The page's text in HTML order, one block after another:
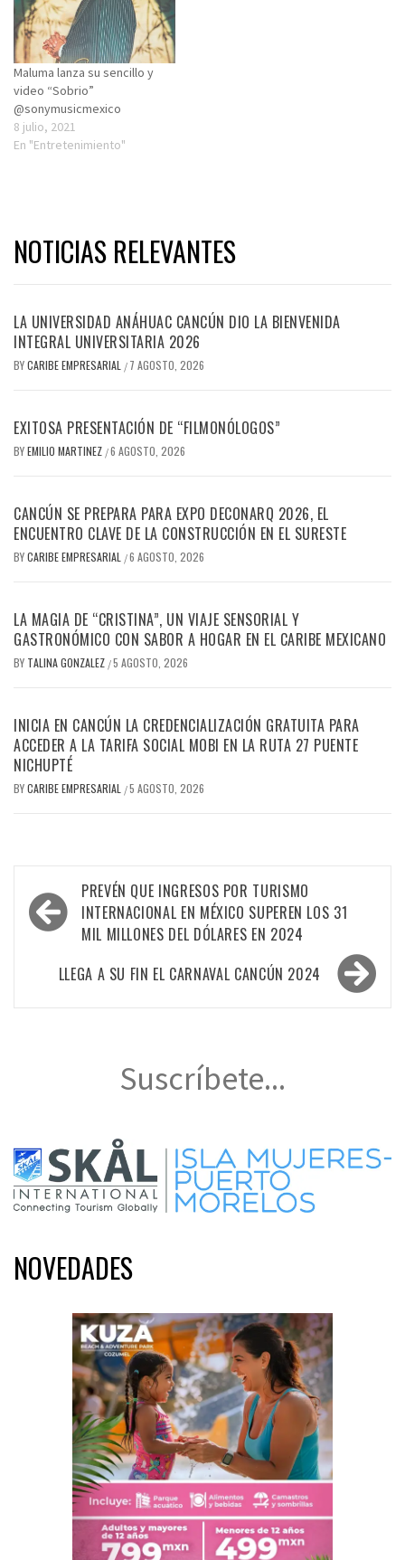
Maluma lanza su sencillo y
video “Sobrio”
@sonymusicmexico
8 julio, 2021
En "Entretenimiento"
NOTICIAS RELEVANTES
LA UNIVERSIDAD ANÁHUAC CANCÚN DIO LA BIENVENIDA
INTEGRAL UNIVERSITARIA 2026
BYCARIBE EMPRESARIAL / 7 AGOSTO, 2026
EXITOSA PRESENTACIÓN DE “FILMONÓLOGOS”
BYEMILIO MARTINEZ /6 AGOSTO, 2026
CANCÚN SE PREPARA PARA EXPO DECONARQ 2026, EL
ENCUENTRO CLAVE DE LA CONSTRUCCIÓN EN EL SURESTE
BYCARIBE EMPRESARIAL /6 AGOSTO, 2026
LA MAGIA DE “CRISTINA”, UN VIAJE SENSORIAL Y
GASTRONÓMICO CON SABOR A HOGAR EN EL CARIBE MEXICANO
BY TALINA GONZALEZ /5 AGOSTO, 2026
INICIA EN CANCÚN LA CREDENCIALIZACIÓN GRATUITA PARA
ACCEDER A LA TARIFA SOCIAL MOBI EN LA RUTA 27 PUENTE
NICHUPTÉ
BYCARIBE EMPRESARIAL /5 AGOSTO, 2026
Navegación
de
entradas
PREVÉN QUE INGRESOS POR TURISMO
INTERNACIONAL EN MÉXICO SUPEREN LOS 31
MIL MILLONES DEL DÓLARES EN 2024
LLEGA A SU FIN EL CARNAVAL CANCÚN 2024
Suscríbete...
NOVEDADES